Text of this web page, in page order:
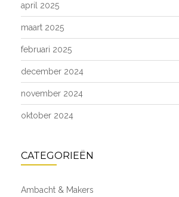
april 2025
maart 2025
februari 2025
december 2024
november 2024
oktober 2024
CATEGORIEËN
Ambacht & Makers